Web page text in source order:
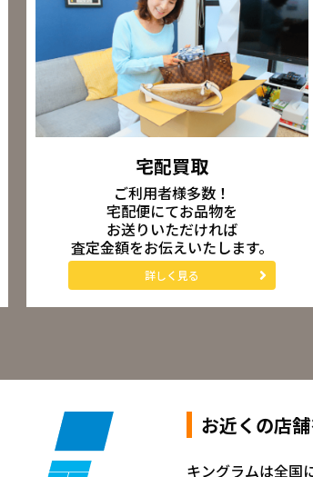
宅配買取
ご利用者様多数！
宅配便にてお品物を
お送りいただければ
査定金額をお伝えいたします。
詳しく見る
お近くの店
キングラムは全国